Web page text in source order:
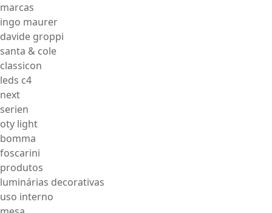
marcas
ingo maurer
davide groppi
santa & cole
classicon
leds c4
next
serien
oty light
bomma
foscarini
produtos
luminárias decorativas
uso interno